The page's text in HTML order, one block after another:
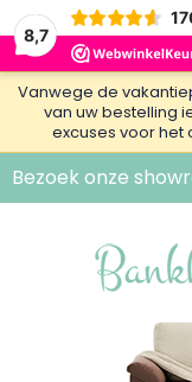
8,7
Vanwege de
van uw bestelling
excuses voor het
Bezoek onze